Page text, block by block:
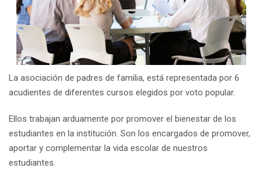
La asociación de padres de familia, está representada por 6
acudientes de diferentes cursos elegidos por voto popular.
Ellos trabajan arduamente por promover el bienestar de los
estudiantes en la institución. Son los encargados de promover,
aportar y complementar la vida escolar de nuestros
estudiantes.